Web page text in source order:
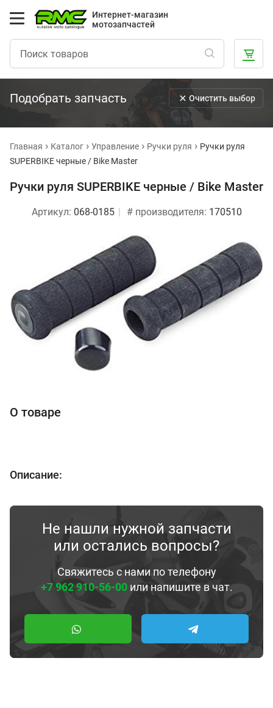
Интернет-магазин
мотозапчастей
Подобрать запчасть Очистить выбор
Главная Каталог Управление Ручки руля
Ручки руля
SUPERBIKE черные / Bike Master
Ручки руля SUPERBIKE черные / Bike Master
Артикул: 068-0185 # производителя: 170510
О товаре
Описание:
Не нашли нужной запчасти
или остались вопросы?
Свяжитесь с нами по телефону
+7 962 910-56-00или напишите в чат.